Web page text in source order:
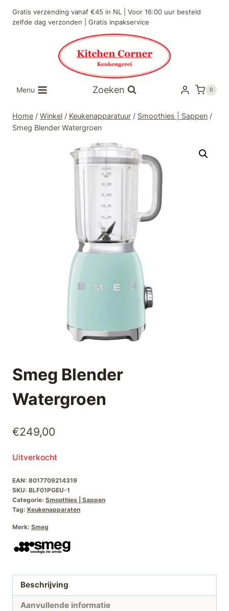
naar
Gratis verzending vanaf €45 in NL | Voor 16:00 uur besteld
zelfde dag verzonden | Gratis inpakservice
Menu Zoeken 0
Home / Winkel / Keukenapparatuur / Smoothies | Sappen /
Smeg Blender Watergroen
Smeg Blender
Watergroen
€249,00
Uitverkocht
EAN: 8017709214319
SKU: BLF01PGEU-1
Categorie: Smoothies | Sappen
Tag: Keukenapparaten
Merk: Smeg
Beschrijving
Aanvullende informatie